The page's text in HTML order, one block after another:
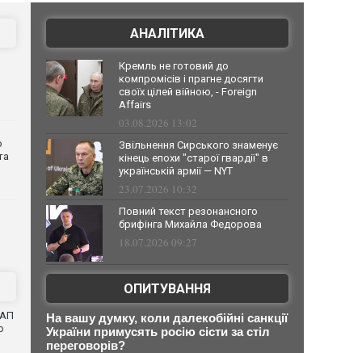
АНАЛІТИКА
Кремль не готовий до
компромісів і прагне досягти
своїх цілей війною, - Foreign
Affairs
03.08.2026 13:02
Звільнення Сирського знаменує
кінець епохи "старої гвардії" в
українській армії — NYT
23.07.2026 10:32
Повний текст резонансного
брифінга Михайла Федорова
18.07.2026 09:27
ОПИТУВАННЯ
На вашу думку, коли далекобійні санкції
України примусять росію сісти за стіл
переговорів?